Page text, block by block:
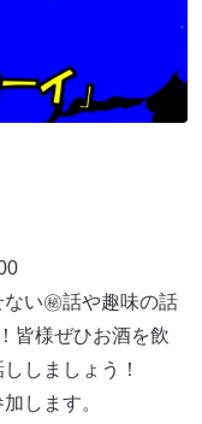
い㊙話や趣味の話
皆様ぜひお酒を飲
しましょう！
します。